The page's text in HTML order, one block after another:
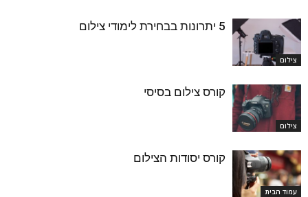
צילום
5 יתרונות בבחירת לימודי צילום
צילום
קורס צילום בסיסי
עמוד הבית
קורס יסודות הצילום